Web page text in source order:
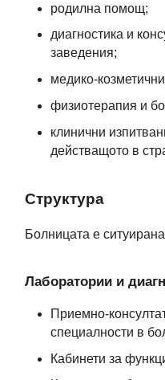
родилна помощ;
диагностика и
заведения;
медико-
физиотерапия и
клинични
действащото в
Структура
Болницата е
Лаборатории и
Приемно-
специалности в
Кабинети за